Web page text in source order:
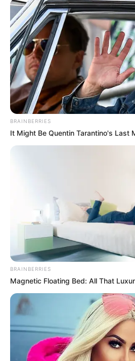
BRAINBERRIES
It Might Be Quentin Tarantino's Last
BRAINBERRIES
Magnetic Floating Bed: All That